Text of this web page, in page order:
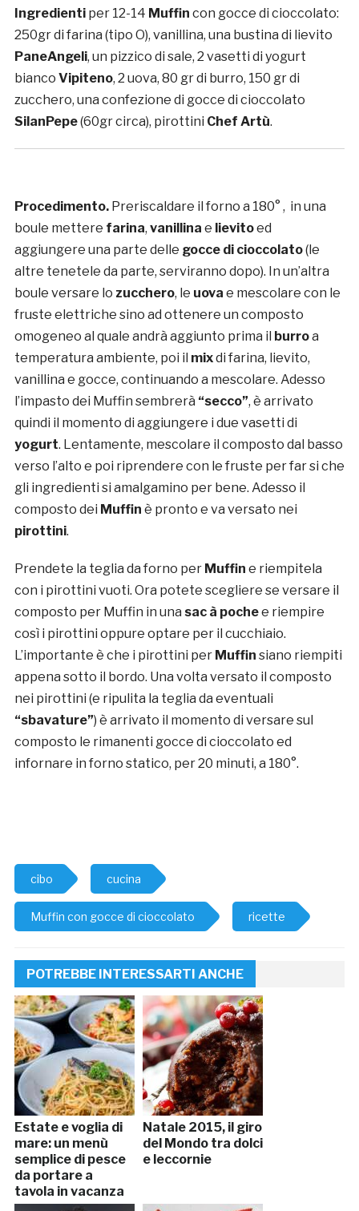
Ingredientiper 12-14 Muffin con gocce di cioccolato:
250gr di farina (tipo O), vanillina, una bustina di lievito
PaneAngeli, un pizzico di sale, 2 vasetti di yogurt
bianco Vipiteno, 2 uova, 80 gr di burro, 150 gr di
zucchero, una confezione di gocce di cioccolato
SilanPepe(60gr circa), pirottini Chef Artù.
Procedimento.Preriscaldare il forno a 180° , in una
boule mettere farina, vanillina e lievitoed
aggiungere una parte delle gocce di cioccolato(le
altre tenetele da parte, serviranno dopo). In un’altra
boule versare lo zucchero, le uova e mescolare con le
fruste elettriche sino ad ottenere un composto
omogeneo al quale andrà aggiunto prima il burroa
temperatura ambiente, poi il mixdi farina, lievito,
vanillina e gocce, continuando a mescolare. Adesso
l’impasto dei Muffin sembrerà “secco”, è arrivato
quindi il momento di aggiungere i due vasetti di
yogurt. Lentamente, mescolare il composto dal basso
verso l’alto e poi riprendere con le fruste per far si che
gli ingredienti si amalgamino per bene. Adesso il
composto dei Muffin è pronto e va versato nei
pirottini.
Prendete la teglia da forno per Muffin e riempitela
con i pirottini vuoti. Ora potete scegliere se versare il
composto per Muffin in una sac à pochee riempire
così i pirottini oppure optare per il cucchiaio.
L’importante è che i pirottini per Muffin siano riempiti
appena sotto il bordo. Una volta versato il composto
nei pirottini (e ripulita la teglia da eventuali
“sbavature”) è arrivato il momento di versare sul
composto le rimanenti gocce di cioccolato ed
infornare in forno statico, per 20 minuti, a 180°.
cibo cucina
Muffin con gocce di cioccolato ricette
POTREBBE INTERESSARTI ANCHE
Estate e voglia di
mare: un menù
semplice di pesce
da portare a
tavola in vacanza
Natale 2015, il giro
del Mondo tra dolci
e leccornie